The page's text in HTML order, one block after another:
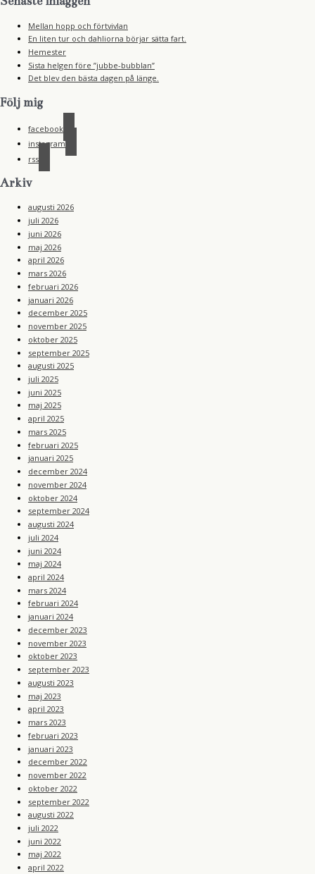
Mellan hopp och förtvivlan
En liten tur och dahliorna börjar sätta fart.
Hemester
Sista helgen före ”jubbe-bubblan”
Det blev den bästa dagen på länge.
Följ mig
facebook
instagram
rss
Arkiv
augusti 2026
juli 2026
juni 2026
maj 2026
april 2026
mars 2026
februari 2026
januari 2026
december 2025
november 2025
oktober 2025
september 2025
augusti 2025
juli 2025
juni 2025
maj 2025
april 2025
mars 2025
februari 2025
januari 2025
december 2024
november 2024
oktober 2024
september 2024
augusti 2024
juli 2024
juni 2024
maj 2024
april 2024
mars 2024
februari 2024
januari 2024
december 2023
november 2023
oktober 2023
september 2023
augusti 2023
maj 2023
april 2023
mars 2023
februari 2023
januari 2023
december 2022
november 2022
oktober 2022
september 2022
augusti 2022
juli 2022
juni 2022
maj 2022
april 2022